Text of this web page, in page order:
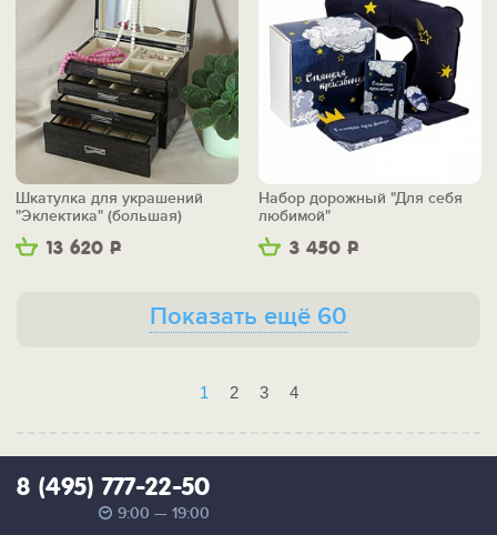
13 620 Р
Шкатулка для украшений
"Эклектика" (большая)
3 450 Р
Набор дорожный "Для себя
любимой"
Показать ещё 60
1 2 3 4
8 (495) 777-22-50
9:00 — 19:00